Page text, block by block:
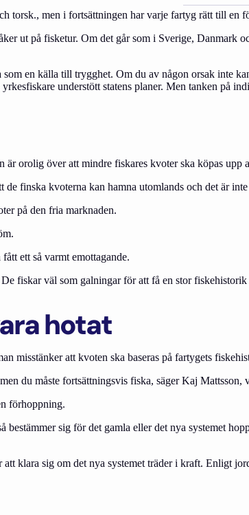
torsk., men i fortsättningen har varje fartyg rätt till en
ut på fisketur. Om det går som i Sverige, Danmark
en källa till trygghet. Om du av någon orsak inte
understött statens planer. Men tanken på
orolig över att mindre fiskares kvoter ska köpas upp
finska kvoterna kan hamna utomlands och det är
på den fria marknaden.
ett så varmt emottagande.
fiskar väl som galningar för att få en stor
hotat
misstänker att kvoten ska baseras på fartygets
du måste fortsättningsvis fiska, säger Kaj
förhoppning.
sig för det gamla eller det nya systemet
klara sig om det nya systemet träder i kraft. Enligt